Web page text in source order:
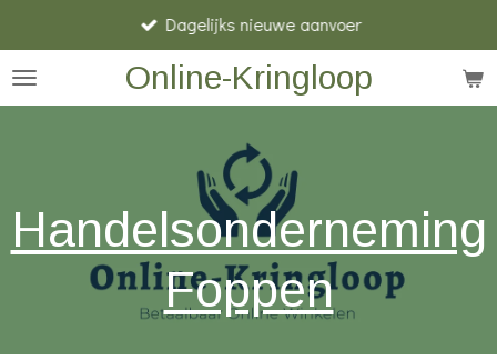
direct
naar
Online-Kringloop
Dagelijks nieuwe aanvoer
Handelsonderneming
Foppen